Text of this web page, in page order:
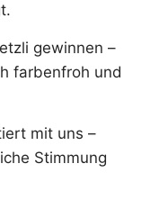
gewinnen –
farbenfroh und
mit uns –
Stimmung